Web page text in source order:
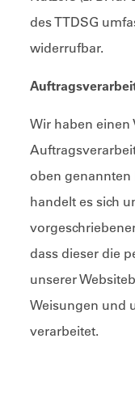
des TTDSG
widerrufbar.
Wir haben einen
oben genannten
handelt es sich
dass dieser die
unserer
Weisungen und
verarbeitet.